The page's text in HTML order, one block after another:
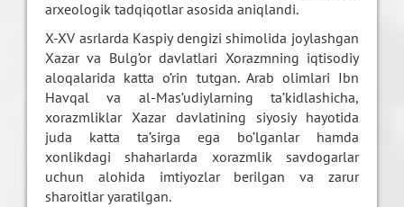
arxeologik tadqiqotlar asosida aniqlandi.
X-XV asrlarda Kaspiy dengizi shimolida joylashgan
Xazar va Bulg’or davlatlari Xorazmning iqtisodiy
aloqalarida katta o’rin tutgan. Arab olimlari Ibn
Havqal va al-Mas’udiylarning ta’kidlashicha,
xorazmliklar Xazar davlatining siyosiy hayotida
juda katta ta’sirga ega bo’lganlar hamda
xonlikdagi shaharlarda xorazmlik savdogarlar
uchun alohida imtiyozlar berilgan va zarur
sharoitlar yaratilgan.